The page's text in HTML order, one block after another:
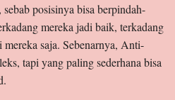
posisinya bisa berpindah-
mereka jadi baik, terkadang
saja. Sebenarnya, Anti-
tapi yang paling sederhana bisa